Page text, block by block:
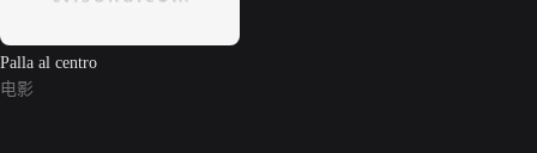
Palla al centro
电影